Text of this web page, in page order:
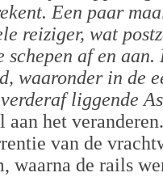
Een paar
reiziger, wat
schepen af en
waaronder in de
verderaf
aan het
van de
waarna de rails